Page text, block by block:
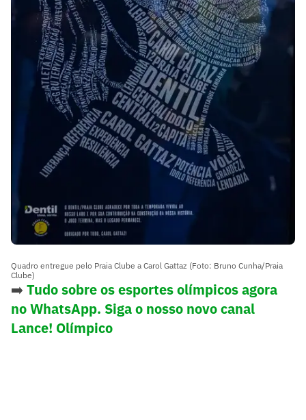
Quadro entregue pelo Praia Clube a Carol Gattaz (Foto: Bruno Cunha/Praia
Clube)
➡️ Tudo sobre os esportes olímpicos agora
no WhatsApp. Siga o nosso novo canal
Lance! Olímpico